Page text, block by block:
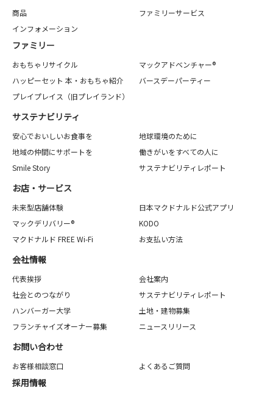
商品
ファミリーサービス
インフォメーション
ファミリー
おもちゃリサイクル
マックアドベンチャー®
ハッピーセット 本・おもちゃ紹介
バースデーパーティー
プレイプレイス（旧プレイランド）
サステナビリティ
安心でおいしいお食事を
地球環境のために
地域の仲間にサポートを
働きがいをすべての人に
Smile Story
サステナビリティレポート
お店・サービス
未来型店舗体験
日本マクドナルド公式アプリ
マックデリバリー®
KODO
マクドナルド FREE Wi-Fi
お支払い方法
会社情報
代表挨拶
会社案内
社会とのつながり
サステナビリティレポート
ハンバーガー大学
土地・建物募集
フランチャイズオーナー募集
ニュースリリース
お問い合わせ
お客様相談窓口 よくあるご質問
採用情報